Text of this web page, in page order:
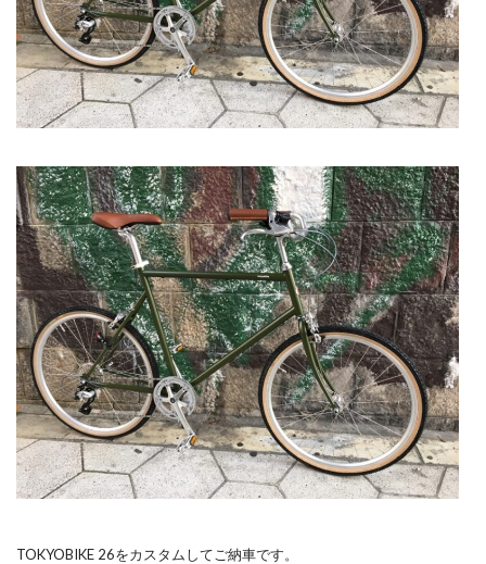
TOKYOBIKE 26をカスタムしてご納車です。